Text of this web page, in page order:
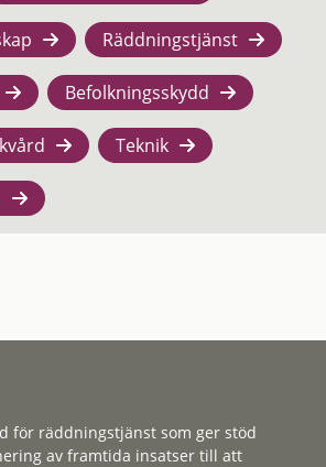
Räddningstjänst
Befolkningsskydd
Teknik
för räddningstjänst som ger stöd
av framtida insatser till att